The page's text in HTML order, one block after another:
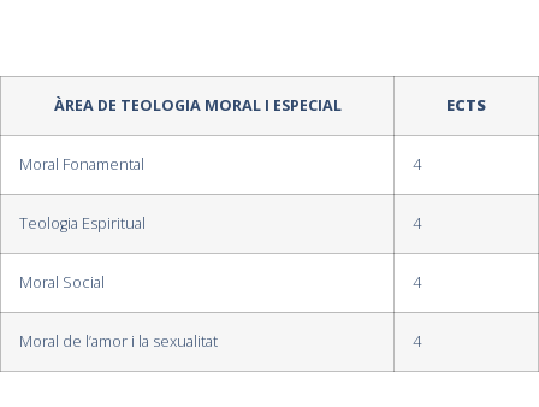
ÀREA DE TEOLOGIA MORAL I ESPECIAL ECTS
Moral Fonamental 4
Teologia Espiritual 4
Moral Social 4
Moral de l’amor i la sexualitat 4